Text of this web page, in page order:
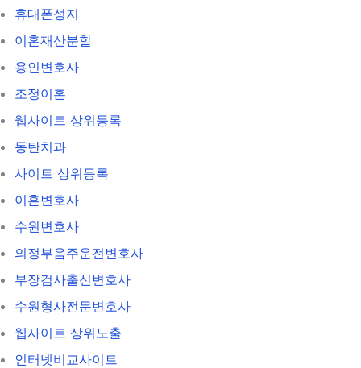
휴대폰성지
이혼재산분할
용인변호사
조정이혼
웹사이트 상위등록
동탄치과
사이트 상위등록
이혼변호사
수원변호사
의정부음주운전변호사
부장검사출신변호사
수원형사전문변호사
웹사이트 상위노출
인터넷비교사이트